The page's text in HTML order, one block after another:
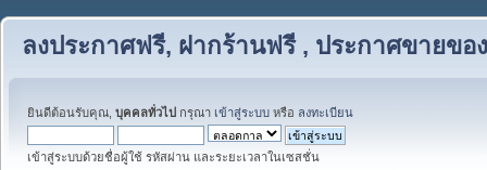
ลงประกาศฟรี, ฝากร้านฟรี , ประกาศขายขอ
ยินดีต้อนรับคุณ, บุคคลทั่วไป กรุณา เข้าสู่ระบบ หรือ ลงทะเบียน
เข้าสู่ระบบด้วยชื่อผู้ใช้ รหัสผ่าน และระยะเวลาในเซสชั่น